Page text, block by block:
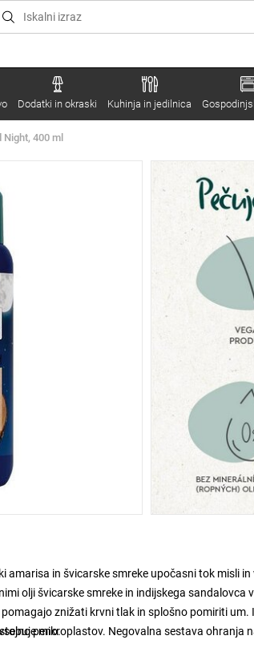
Dodatki in okraski Kuhinja in jedilnica
400 ml
amarisa in švicarske smreke upočasni tok misli
olji švicarske smreke in indijskega
znižati krvni tlak in splošno pomiriti
peno.
mikroplastov. Negovalna sestava ohranja